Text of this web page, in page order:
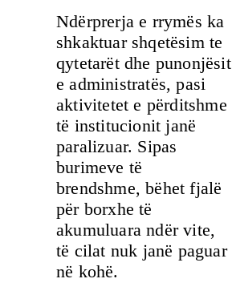
Ndërprerja e rrymës ka
shkaktuar shqetësim te
qytetarët dhe punonjësit
e administratës, pasi
aktivitetet e përditshme
të institucionit janë
paralizuar. Sipas
burimeve të
brendshme, bëhet fjalë
për borxhe të
akumuluara ndër vite,
të cilat nuk janë paguar
në kohë.